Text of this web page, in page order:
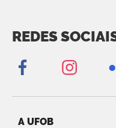
REDES
A UFOB